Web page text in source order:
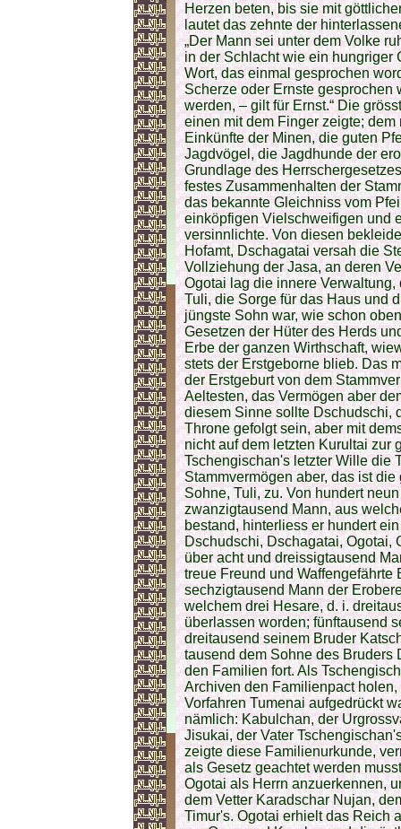
Herzen beten, bis sie mit
lautet das zehnte der
„Der Mann sei unter dem Volke
in der Schlacht wie ein hungriger
Wort, das einmal gesprochen
Scherze oder Ernste gesprochen
werden, – gilt für Ernst.“ Die
einen mit dem Finger zeigte;
Einkünfte der Minen, die guten
Jagdvögel, die Jagdhunde der
Grundlage des
festes Zusammenhalten der
das bekannte Gleichniss vom
einköpfigen Vielschweifigen und
versinnlichte. Von diesen
Hofamt, Dschagatai versah die
Vollziehung der Jasa, an deren
Ogotai lag die innere
Tuli, die Sorge für das Haus und
jüngste Sohn war, wie schon
Gesetzen der Hüter des Herds
Erbe der ganzen Wirthschaft,
stets der Erstgeborne blieb. Das
der Erstgeburt von dem
Aeltesten, das Vermögen aber
diesem Sinne sollte Dschudschi,
Throne gefolgt sein, aber mit
nicht auf dem letzten Kurultai zur
Tschengischan's letzter Wille die
Stammvermögen aber, das ist
Sohne, Tuli, zu. Von hundert
zwanzigtausend Mann, aus
bestand, hinterliess er hundert
Dschudschi, Dschagatai, Ogotai,
über acht und dreissigtausend
treue Freund und
sechzigtausend Mann der
welchem drei Hesare, d. i.
überlassen worden; fünftausend
dreitausend seinem Bruder
tausend dem Sohne des Bruders
den Familien fort. Als
Archiven den Familienpact
Vorfahren Tumenai aufgedrückt
nämlich: Kabulchan, der
Jisukai, der Vater
zeigte diese Familienurkunde,
als Gesetz geachtet werden
Ogotai als Herrn anzuerkennen,
dem Vetter Karadschar Nujan,
Timur's. Ogotai erhielt das Reich